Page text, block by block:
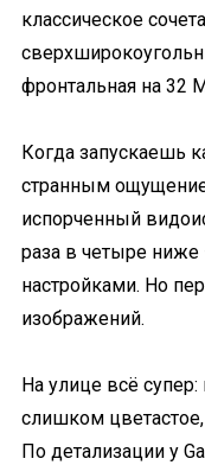
классическое
фронтальная на 32
Когда запускаешь
странным
испорченный
раза в четыре
настройками. Но
изображений.
На улице всё
слишком
По детализации у